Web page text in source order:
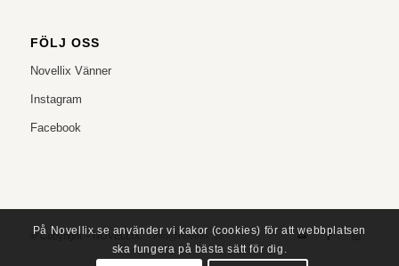
FÖLJ OSS
Novellix Vänner
Instagram
Facebook
© Copyright – NOVELLIXinfo@novellix.se
På Novellix.se använder vi kakor (cookies) för att webbplatsen
ska fungera på bästa sätt för dig.